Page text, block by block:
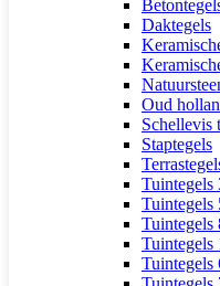
Daktegels
Oud
Schellevis
Staptegels
Tuintegels
Tuintegels
Tuintegels
Tuintegels
Tuintegels